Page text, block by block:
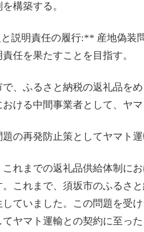
構築する。
説明責任の履行:** 産地偽装
任を果たすことを目指す。
、ふるさと納税の返礼品を
ける中間事業者として、ヤ
題の再発防止策としてヤマト
これまでの返礼品供給体制に
これまで、須坂市のふるさ
ていました。この問題を受
てヤマト運輸との契約に至っ